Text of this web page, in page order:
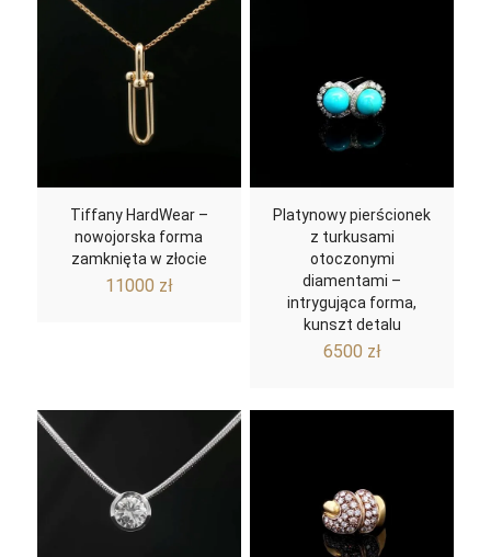
Tiffany HardWear –
nowojorska forma
zamknięta w złocie
11000 zł
Platynowy pierścionek
z turkusami
otoczonymi
diamentami –
intrygująca forma,
kunszt detalu
6500 zł